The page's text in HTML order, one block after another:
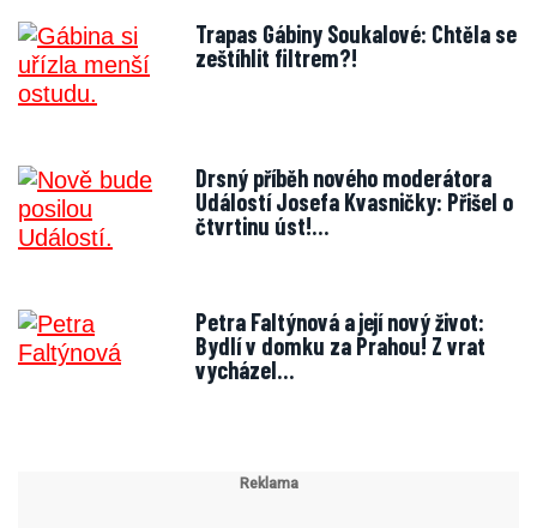
Trapas Gábiny Soukalové: Chtěla se
zeštíhlit filtrem?!
Drsný příběh nového moderátora
Událostí Josefa Kvasničky: Přišel o
čtvrtinu úst!…
Petra Faltýnová a její nový život:
Bydlí v domku za Prahou! Z vrat
vycházel…